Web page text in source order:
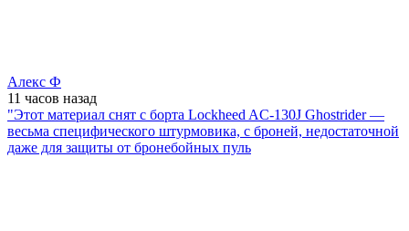
Алекс Ф
11 часов назад
"Этот материал снят с борта Lockheed AC-130J Ghostrider —
весьма специфического штурмовика, с броней, недостаточной
даже для защиты от бронебойных пуль